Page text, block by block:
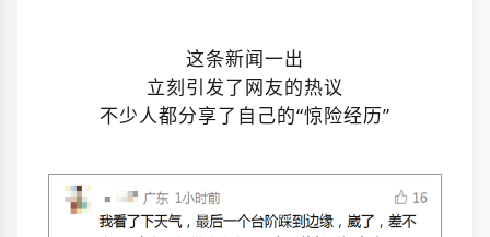
这条新闻一出
立刻引发了网友的热议
不少人都分享了自己的“惊险经历”